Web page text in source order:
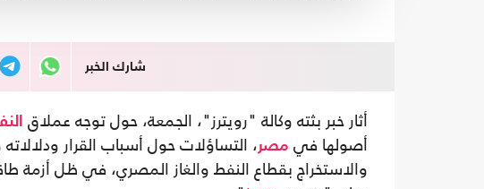
شارك الخبر
أثار خبر بثته وكالة "رويترز"، الجمعة، حول توجه عملاق
أصولها في مصر، التساؤلات حول أسباب القرار
والاستخراج بقطاع النفط والغاز المصري، في ظل أزمة